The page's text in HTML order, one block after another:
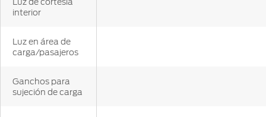
interior
Luz en área de
carga/pasajeros
Ganchos para
sujeción de carga